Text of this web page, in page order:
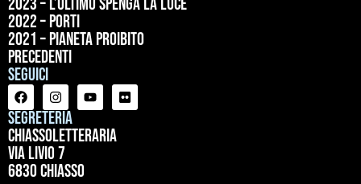
2023 – L’ultimo spenga la luce
2022 – Porti
2021 – Pianeta proibito
precedenti
Seguici
Segreteria
ChiassoLetteraria
Via Livio 7
6830 Chiasso